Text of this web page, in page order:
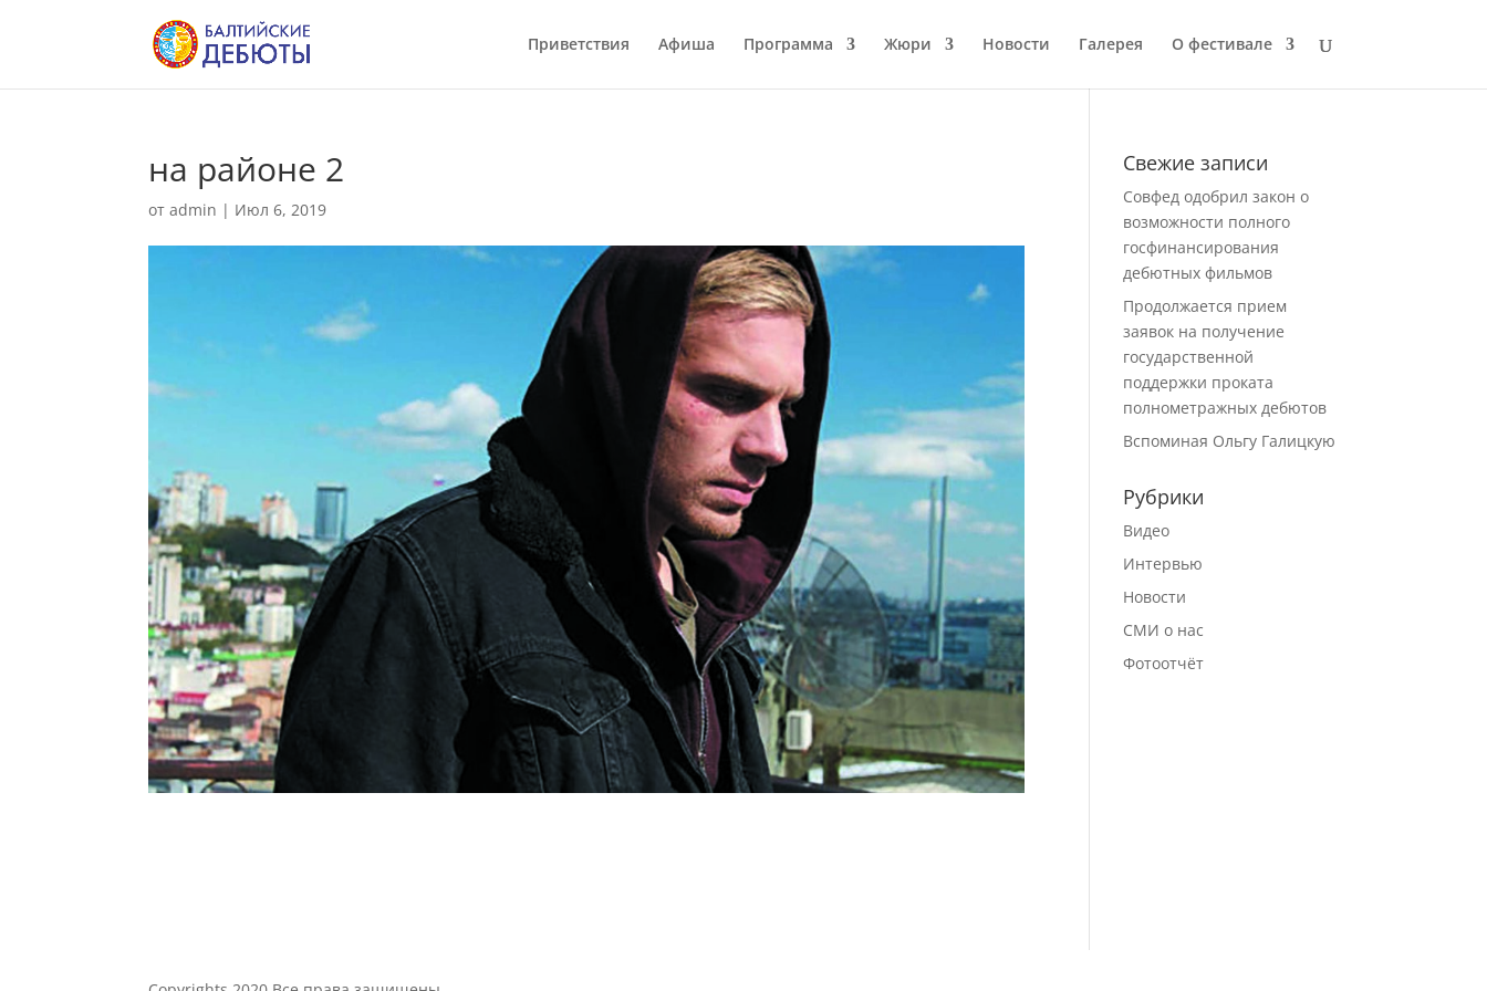
Приветствия Афиша Программа Жюри Новости Галерея О фестивале
на районе 2
отadmin | Июл 6, 2019
Свежие записи
Совфед одобрил закон о
возможности полного
госфинансирования
дебютных фильмов
Продолжается прием
заявок на получение
государственной
поддержки проката
полнометражных дебютов
Вспоминая Ольгу Галицкую
Рубрики
Видео
Интервью
Новости
СМИ о нас
Фотоотчёт